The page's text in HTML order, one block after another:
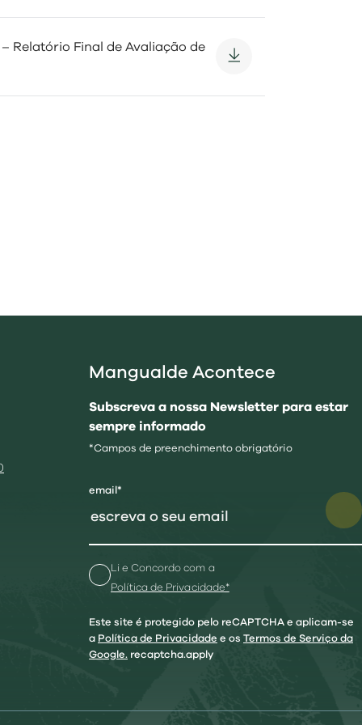
Relatório Final de Avaliação de
Mangualde Acontece
Subscreva a nossa Newsletter para estar
sempre informado
*Campos de preenchimento obrigatório
email*
Li e Concordo com a
Política de Privacidade*
Este site é protegido pelo reCAPTCHA e aplicam-se
a Política de Privacidade e os Termos de Serviço da
Google. recaptcha.apply